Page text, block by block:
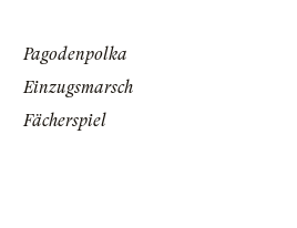
Pagodenpolka
Einzugsmarsch
Fächerspiel